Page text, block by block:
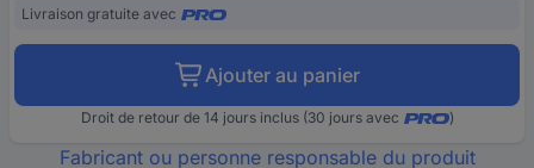
Livraison gratuite avec
Ajouter au panier
Droit de retour de 14 jours inclus (30 jours avec )
Fabricant ou personne responsable du produit